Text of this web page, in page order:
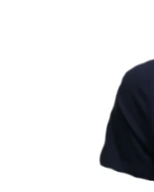
DOPORUČUJEME